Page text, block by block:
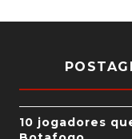
10 jogadores